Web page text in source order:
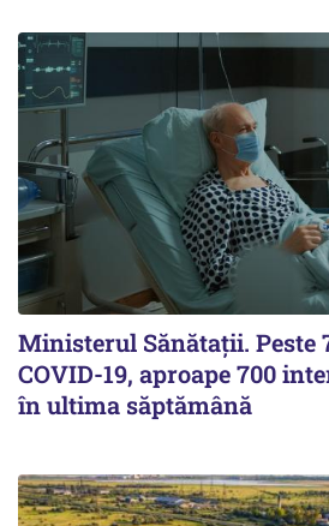
Ministerul Sănătații. Peste
COVID-19, aproape 700
în ultima săptămână